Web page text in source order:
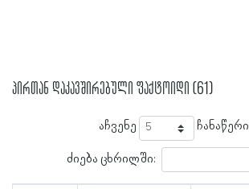
პირთან დაკავშირებული ფაქტოიდი (61)
აჩვენე ჩანაწერი
ძიება ცხრილში: